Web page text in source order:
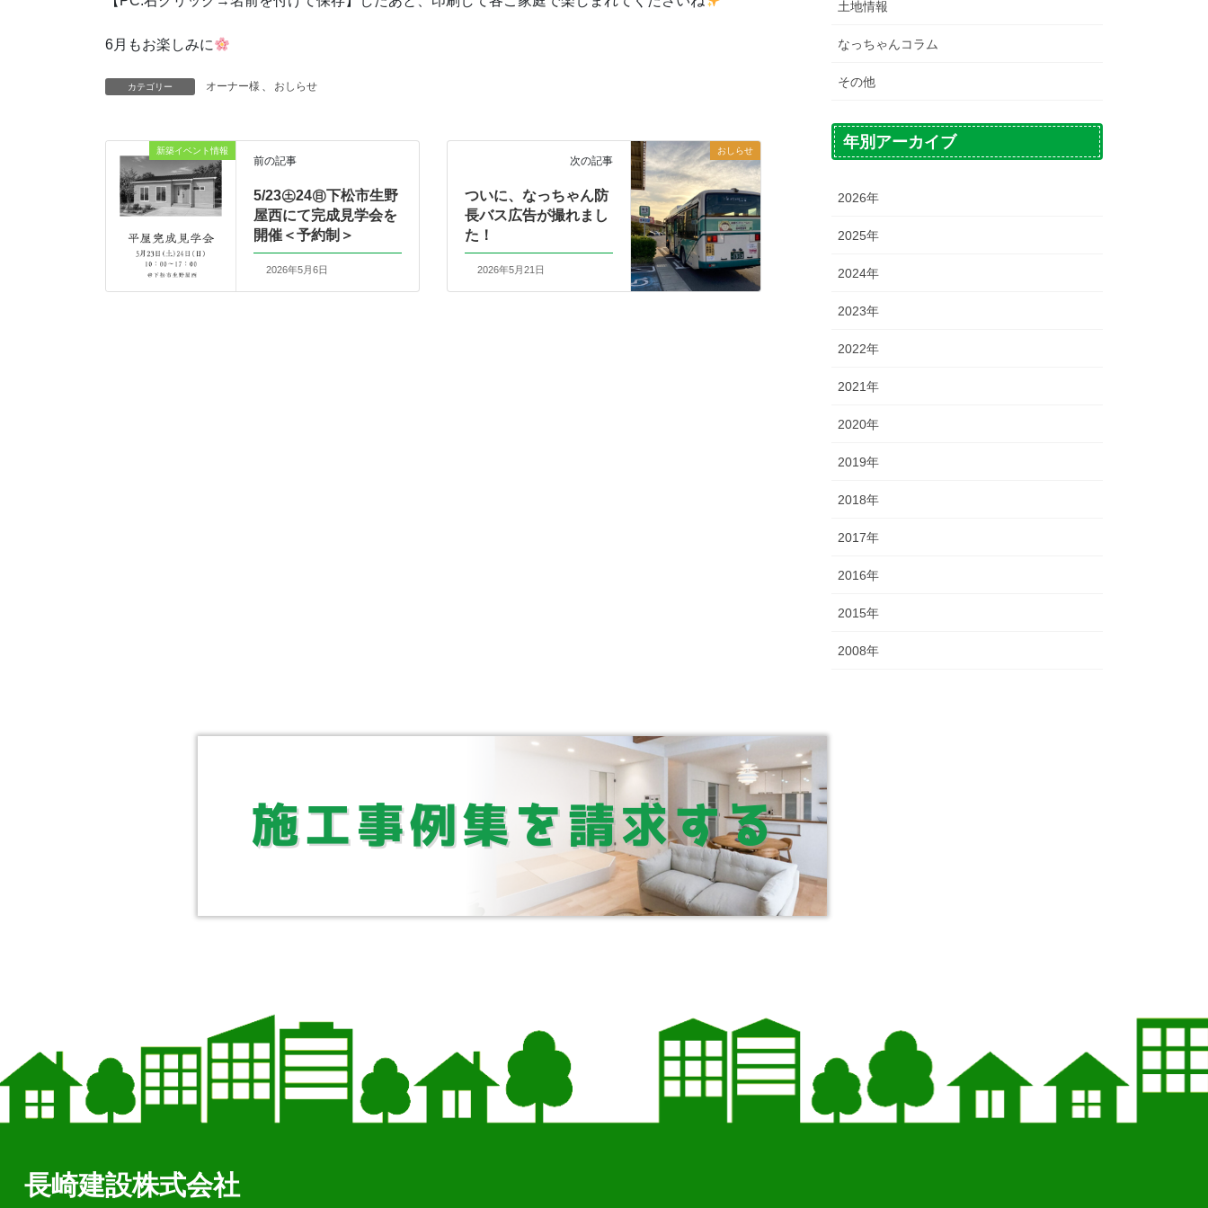
6月もお楽しみに
カテゴリー オーナー様 、 おしらせ
新築イベント情報
前の記事
5/23㊏24㊐下松市生野
屋西にて完成見学会を
開催＜予約制＞
2026年5月6日
おしらせ
次の記事
ついに、なっちゃん防
長バス広告が撮れまし
た！
2026年5月21日
土地情報
なっちゃんコラム
その他
年別アーカイブ
2026年
2025年
2024年
2023年
2022年
2021年
2020年
2019年
2018年
2017年
2016年
2015年
2008年
長崎建設株式会社